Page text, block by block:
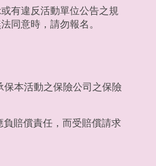
有違反活動單位公告之規
同意時，請勿報名。
本活動之保險公司之保險
賠償責任，而受賠償請求